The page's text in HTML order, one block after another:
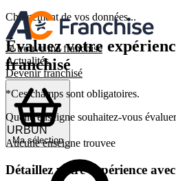
Je trouve ma franchise
Actualités
Devenir franchisé
Ma sélection
Chargement de vos données...
Évaluez votre
franchisé
*Ces champs sont obligatoires.
Quelle enseigne souhaitez-vous
Aucune enseigne trouvee
Détaillez votre expérience